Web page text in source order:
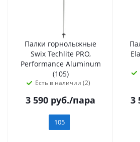
Палки горнолыжные
Swix Techlite PRO,
Performance Aluminum
(105)
Есть в наличии (2)
3 590 руб./пара
105
3